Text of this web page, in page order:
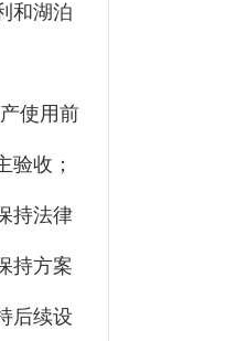
和湖泊
使用前
验收；
持法律
持方案
后续设